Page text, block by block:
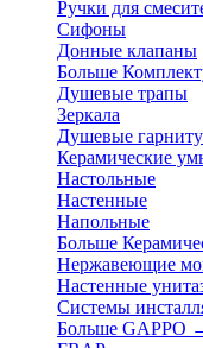
Ручки для
Сифоны
Донные клапаны
Больше
Душевые трапы
Зеркала
Душевые
Керамические
Настольные
Настенные
Напольные
Больше
Нержавеющие
Настенные
Системы
Больше GAPPO